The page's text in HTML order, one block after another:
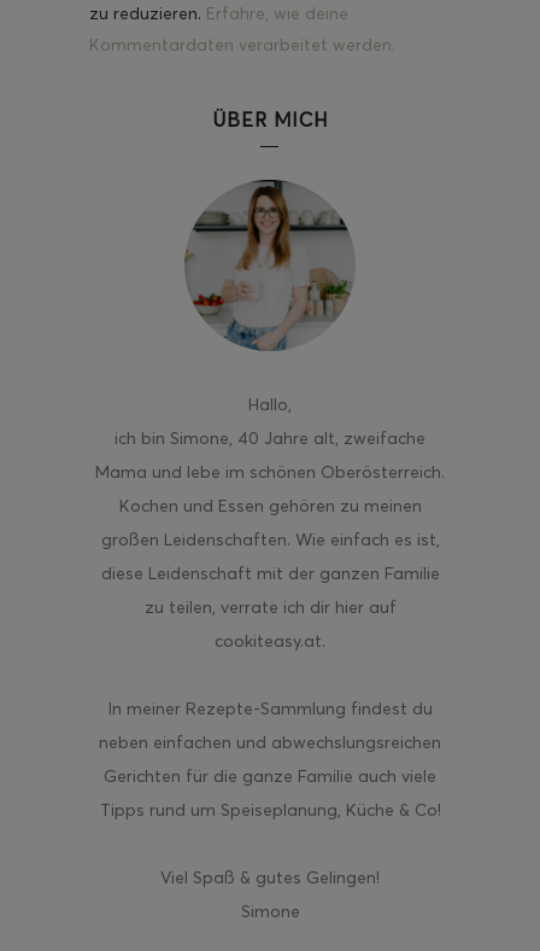
zu reduzieren. Erfahre, wie deine
Kommentardaten verarbeitet werden.
ÜBER MICH
Hallo,
ich bin Simone, 40 Jahre alt, zweifache
Mama und lebe im schönen Oberösterreich.
Kochen und Essen gehören zu meinen
großen Leidenschaften. Wie einfach es ist,
diese Leidenschaft mit der ganzen Familie
zu teilen, verrate ich dir hier auf
cookiteasy.at.
In meiner Rezepte-Sammlung findest du
neben einfachen und abwechslungsreichen
Gerichten für die ganze Familie auch viele
Tipps rund um Speiseplanung, Küche & Co!
Viel Spaß & gutes Gelingen!
Simone